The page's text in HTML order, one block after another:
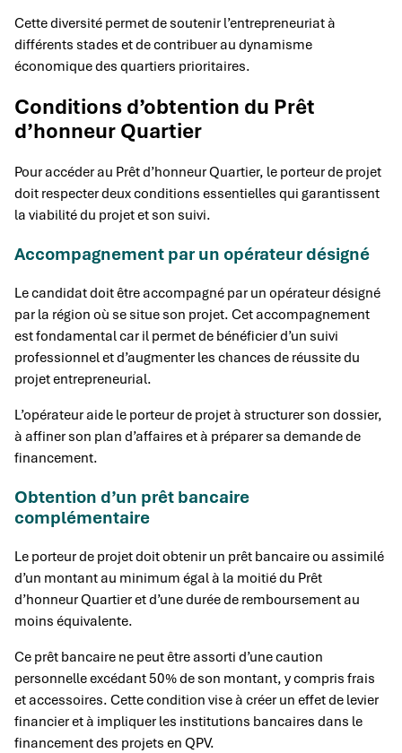
Cette diversité permet de soutenir l’entrepreneuriat à
différents stades et de contribuer au dynamisme
économique des quartiers prioritaires.
Conditions d’obtention du Prêt
d’honneur Quartier
Pour accéder au Prêt d’honneur Quartier, le porteur de projet
doit respecter deux conditions essentielles qui garantissent
la viabilité du projet et son suivi.
Accompagnement par un opérateur désigné
Le candidat doit être accompagné par un opérateur désigné
par la région où se situe son projet. Cet accompagnement
est fondamental car il permet de bénéficier d’un suivi
professionnel et d’augmenter les chances de réussite du
projet entrepreneurial.
L’opérateur aide le porteur de projet à structurer son dossier,
à affiner son plan d’affaires et à préparer sa demande de
financement.
Obtention d’un prêt bancaire
complémentaire
Le porteur de projet doit obtenir un prêt bancaire ou assimilé
d’un montant au minimum égal à la moitié du Prêt
d’honneur Quartier et d’une durée de remboursement au
moins équivalente.
Ce prêt bancaire ne peut être assorti d’une caution
personnelle excédant 50% de son montant, y compris frais
et accessoires. Cette condition vise à créer un effet de levier
financier et à impliquer les institutions bancaires dans le
financement des projets en QPV.